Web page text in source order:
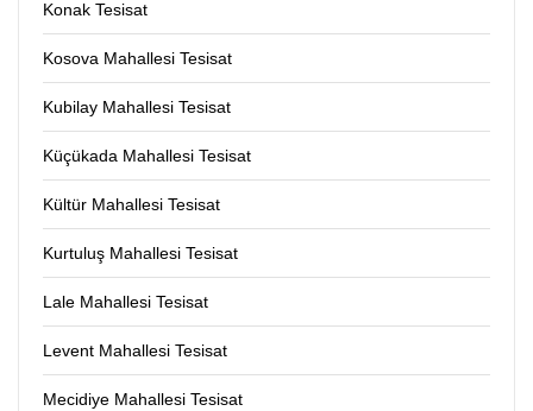
Konak Tesisat
Kosova Mahallesi Tesisat
Kubilay Mahallesi Tesisat
Küçükada Mahallesi Tesisat
Kültür Mahallesi Tesisat
Kurtuluş Mahallesi Tesisat
Lale Mahallesi Tesisat
Levent Mahallesi Tesisat
Mecidiye Mahallesi Tesisat